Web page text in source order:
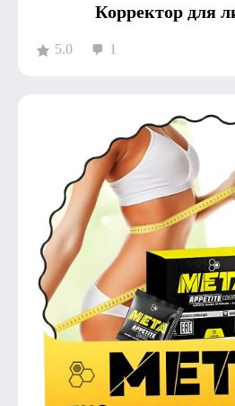
Корректор для
5.0 1